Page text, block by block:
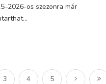
os szezonra már
3 4 5